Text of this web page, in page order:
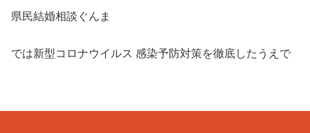
県民結婚相談ぐんま
では新型コロナウイルス 感染予防対策を徹底したうえで